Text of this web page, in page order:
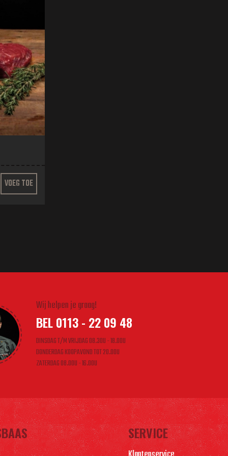
VOEG TOE
Wij helpen je graag!
BEL 0113 - 22 09 48
DINSDAG T/M VRIJDAG 08.30U - 18.00U
DONDERDAG KOOPAVOND TOT 20.00U
ZATERDAG 08.00U - 16.00U
SERVICE